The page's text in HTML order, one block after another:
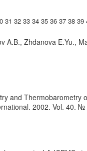
31 32 33 34 35 36 37 38 39
A.B., Zhdanova E.Yu.,
and
2002. Vol. 40. №